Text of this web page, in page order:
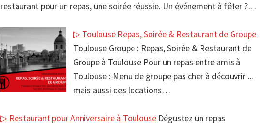
restaurant pour un repas, une soirée réussie. Un événement à fêter ?…
▷ Toulouse Repas, Soirée & Restaurant de Groupe
Toulouse Groupe : Repas, Soirée & Restaurant de
Groupe à Toulouse Pour un repas entre amis à
Toulouse : Menu de groupe pas cher à découvrir ...
mais aussi des locations…
▷ Restaurant pour Anniversaire à Toulouse Dégustez un repas